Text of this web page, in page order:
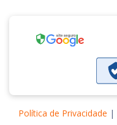
Política de Privacidade |